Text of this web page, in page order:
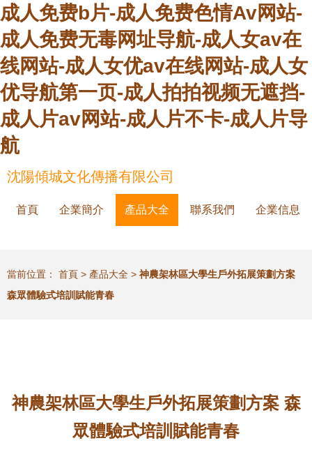
成人免费b片-成人免费色情Av网站-
成人免费无毒网址导航-成人女av在
线网站-成人女优av在线网站-成人女
优导航第一页-成人拍拍视频无遮挡-
成人片av网站-成人片不卡-成人片导
航
沈陽傾城文化傳播有限公司
首頁 企業簡介 產品大全 聯系我們 企業信息
當前位置： 首頁 > 產品大全 > 神農架林區大學生戶外拓展策劃方案
森眾體驗式培訓賦能青春
神農架林區大學生戶外拓展策劃方案 森
眾體驗式培訓賦能青春